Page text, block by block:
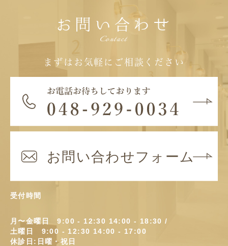
お問い合わせ
Contact
まずはお気軽にご相談ください
受付時間
月〜金曜日 9:00 - 12:30 14:00 - 18:30 /
土曜日 9:00 - 12:30 14:00 - 17:00
休診日:日曜・祝日